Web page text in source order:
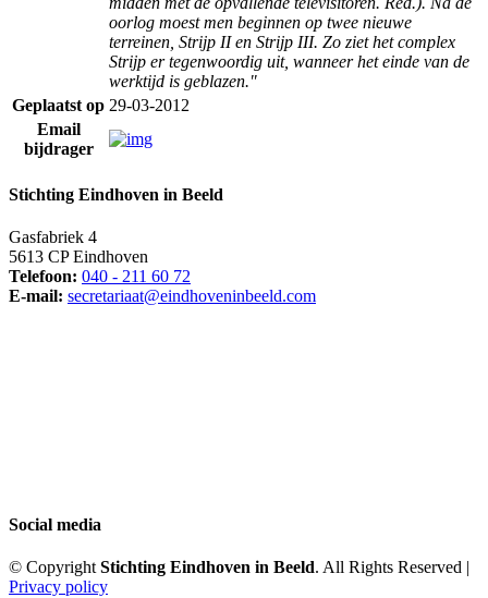
oorlog moest men beginnen op twee nieuwe
terreinen, Strijp II en Strijp III. Zo ziet het complex
Strijp er tegenwoordig uit, wanneer het einde van de
werktijd is geblazen."
Geplaatst op 29-03-2012
Email
bijdrager
Stichting Eindhoven in Beeld
Gasfabriek 4
5613 CP Eindhoven
Telefoon: 040 - 211 60 72
E-mail: secretariaat@eindhoveninbeeld.com
Social media
© Copyright Stichting Eindhoven in Beeld. All Rights Reserved |
Privacy policy